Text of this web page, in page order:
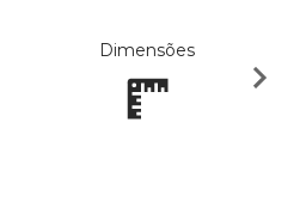
Dimensões